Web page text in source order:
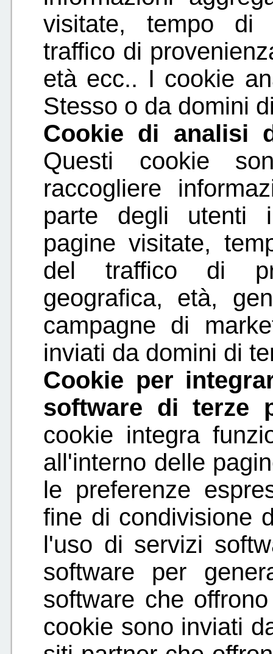
visitate, tempo di
traffico di
età ecc.. I cookie
Stesso o da domini
Cookie di analisi
Questi cookie
raccogliere
parte degli utenti
pagine visitate,
del traffico di
geografica, età,
campagne di
inviati da domini di
Cookie per
software di terze
cookie integra
all'interno delle
le preferenze
fine di condivisione
l'uso di servizi
software per
software che
cookie sono inviati